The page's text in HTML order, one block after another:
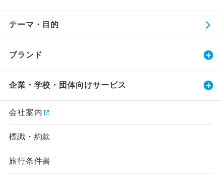
テーマ・目的
ブランド
企業・学校・団体向けサービス
会社案内
標識・約款
旅行条件書